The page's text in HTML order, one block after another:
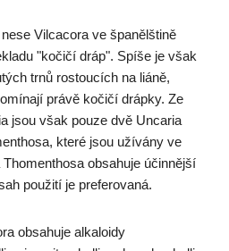
Vilcacora ve španělštině
"kočičí dráp". Spíše je však
trnů rostoucích na liáně,
právě kočičí drápky. Ze
jsou však pouze dvě Uncaria
které jsou užívány ve
obsahuje účinnější
použití je preferovaná.
obsahuje alkaloidy